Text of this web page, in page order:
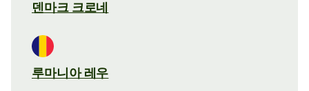
덴마크 크로네
루마니아 레우